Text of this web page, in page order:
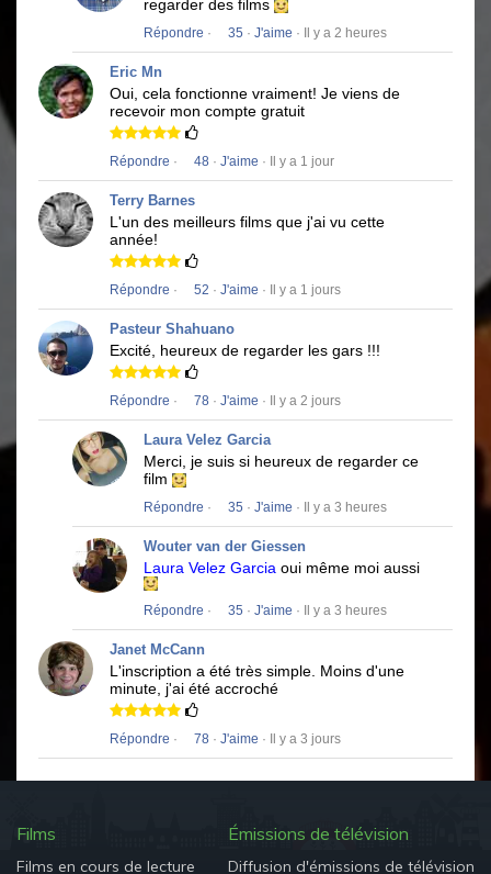
regarder des films
Répondre · 35 · J'aime · Il y a 2 heures
Eric Mn
Oui, cela fonctionne vraiment! Je viens de
recevoir mon compte gratuit
Répondre · 48 · J'aime · Il y a 1 jour
Terry Barnes
L'un des meilleurs films que j'ai vu cette
année!
Répondre · 52 · J'aime · Il y a 1 jours
Pasteur Shahuano
Excité, heureux de regarder les gars !!!
Répondre · 78 · J'aime · Il y a 2 jours
Laura Velez Garcia
Merci, je suis si heureux de regarder ce
film
Répondre · 35 · J'aime · Il y a 3 heures
Wouter van der Giessen
Laura Velez Garcia oui même moi aussi
Répondre · 35 · J'aime · Il y a 3 heures
Janet McCann
L'inscription a été très simple. Moins d'une
minute, j'ai été accroché
Répondre · 78 · J'aime · Il y a 3 jours
Films
Films en cours de lecture
Émissions de télévision
Diffusion d'émissions de télévision